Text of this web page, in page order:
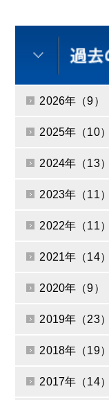
2026年（9）
2025年（10）
2024年（13）
2023年（11）
2022年（11）
2021年（14）
2020年（9）
2019年（23）
2018年（19）
2017年（14）